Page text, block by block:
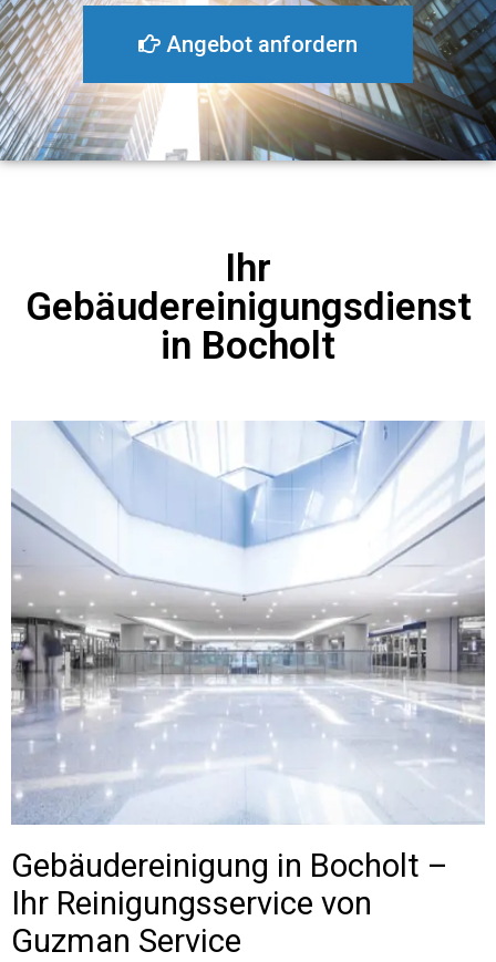
Angebot anfordern
Ihr
Gebäudereinigungsdienst
in Bocholt
Gebäudereinigung in Bocholt –
Ihr Reinigungsservice von
Guzman Service